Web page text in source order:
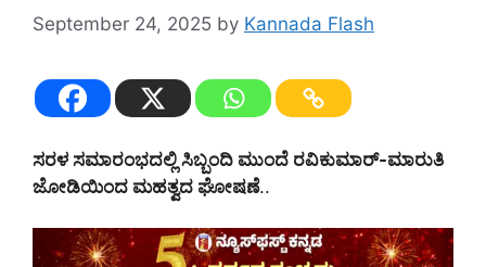
September 24, 2025 by Kannada Flash
ಸರಳ ಸಮಾರಂಭದಲ್ಲಿ ಸಿಬ್ಬಂದಿ ಮುಂದೆ ರವಿಕುಮಾರ್-ಮಾರುತಿ
ಜೋಡಿಯಿಂದ ಮಹತ್ವದ ಘೋಷಣೆ..